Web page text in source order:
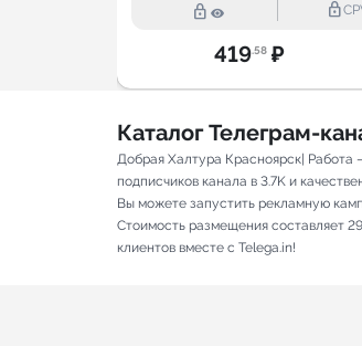
lock_outline lock_outline
419.58 ₽
Каталог Телеграм-
Добрая Халтура Красноярск| Работа
подписчиков канала в 3.7K и
Вы можете запустить рекламную
Стоимость размещения составляет
клиентов вместе с Telega.in!